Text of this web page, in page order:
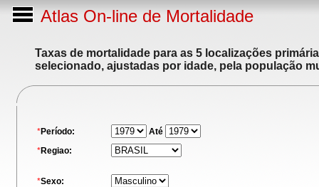
Atlas On-line de Mortalidade
Taxas de mortalidade para as 5 localizações
selecionado, ajustadas por idade, pela população
*Período:
Até
*Regiao:
*Sexo: